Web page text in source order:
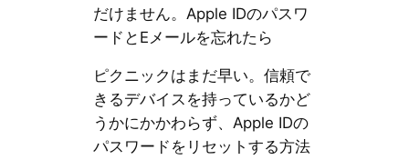
だけません。Apple IDのパスワ
ードとEメールを忘れたら
ピクニックはまだ早い。信頼で
きるデバイスを持っているかど
うかにかかわらず、Apple IDの
パスワードをリセットする方法